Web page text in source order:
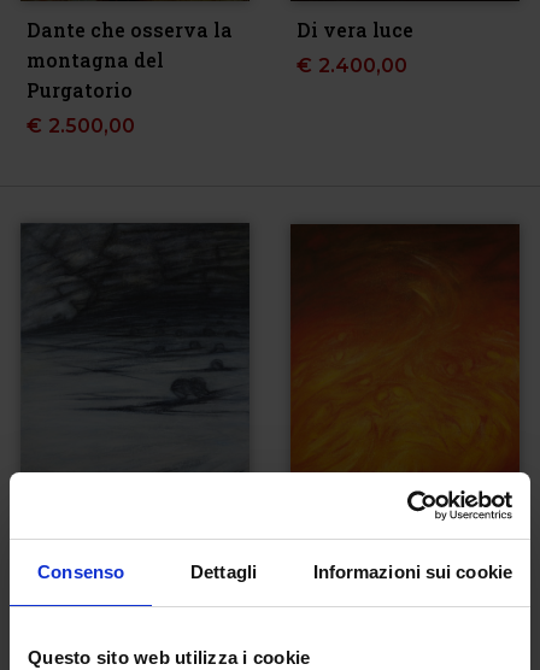
Consenso Dettagli Informazioni sui cookie
Questo sito web utilizza i cookie
Dante che osserva la
montagna del
Purgatorio
€ 2.500,00
Di vera luce
€ 2.400,00
Divina Commedia,
Divina Commedia,
€